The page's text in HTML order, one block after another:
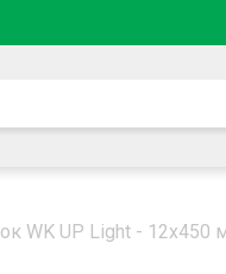
WK UP Light - 12х450